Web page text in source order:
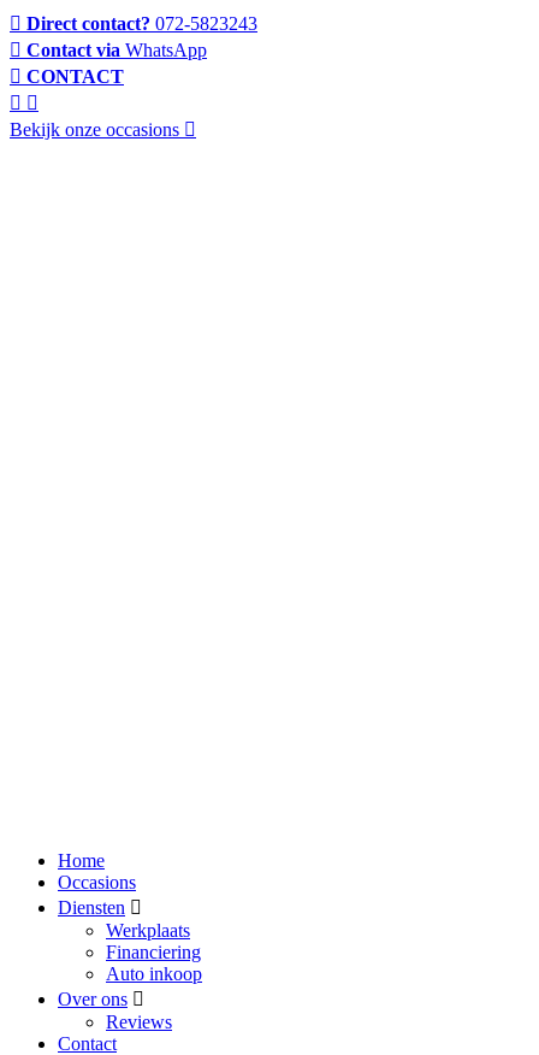
Direct contact? 072-5823243
Contact via WhatsApp
CONTACT
Bekijk onze occasions
Home
Occasions
Diensten
Werkplaats
Financiering
Auto inkoop
Over ons
Reviews
Contact